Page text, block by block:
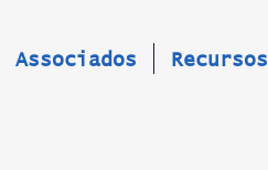
Associados Recursos